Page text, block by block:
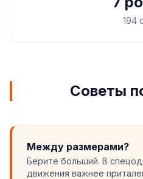
194
Советы
Между размерами?
Берите больший. В
движения важнее